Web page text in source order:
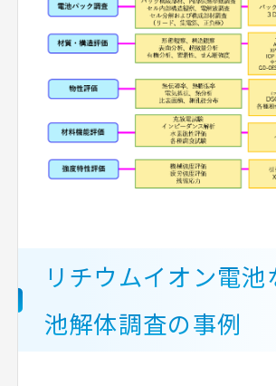
リチウムイオン電池
池解体調査の事例